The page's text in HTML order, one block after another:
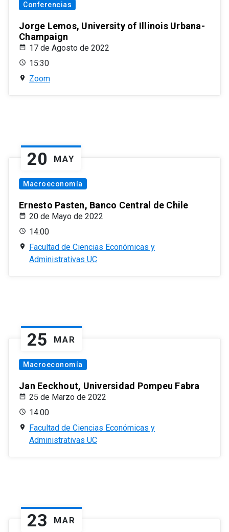
Conferencias
Jorge Lemos, University of Illinois Urbana-
Champaign
17 de Agosto de 2022
15:30
Zoom
20 MAY
Macroeconomía
Ernesto Pasten, Banco Central de Chile
20 de Mayo de 2022
14:00
Facultad de Ciencias Económicas y
Administrativas UC
25 MAR
Macroeconomía
Jan Eeckhout, Universidad Pompeu Fabra
25 de Marzo de 2022
14:00
Facultad de Ciencias Económicas y
Administrativas UC
23 MAR